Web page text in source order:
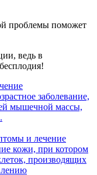
проблемы поможет
ведь в
заболевание,
мышечной массы,
и лечение
кожи, при котором
производящих